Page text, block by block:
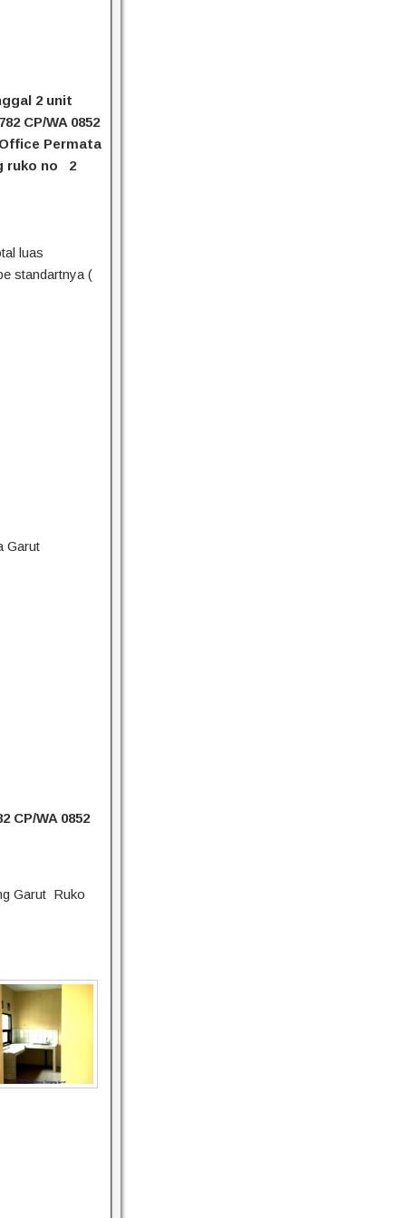
2 unit
CP/WA 0852
Office Permata
ruko no 2
luas
standartnya (
Garut
CP/WA 0852
Garut Ruko